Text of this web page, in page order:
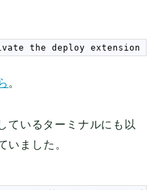
the deploy extension
。
ているターミナルにも以
いました。